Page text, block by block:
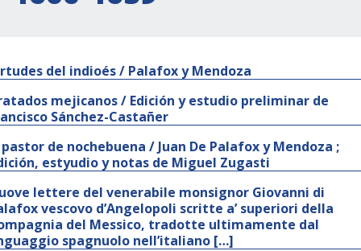
del indioés / Palafox y Mendoza
mejicanos / Edición y estudio preliminar de
Sánchez-Castañer
pastor de nochebuena / Juan De Palafox y Mendoza ;
estyudio y notas de Miguel Zugasti
lettere del venerabile monsignor Giovanni di
vescovo d’Angelopoli scritte a’ superiori della
del Messico, tradotte ultimamente dal
spagnuolo nell’italiano […]